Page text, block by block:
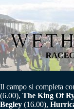
Il campo si completa
(6.00), The King Of
Begley (16.00),